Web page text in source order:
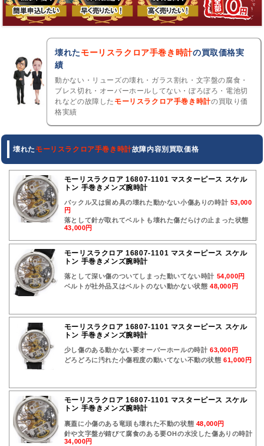
壊れたモーリスラクロア手巻き時計の買取価格実
績
動かない・リューズの壊れ・ガラス割れ・文字盤の腐食・
ブレス切れ・オーバーホールしてない・ぼろぼろ・電池切
れなどの故障した モーリスラクロア手巻き時計の買取り価
格実績
壊れた モーリスラクロア手巻き時計故障内容別買取価格
モーリスラクロア 16807-1101 マスターピース スケル
トン 手巻きメンズ腕時計
バックル又は留め具の壊れた動かない小傷ありの時計 53,000
円
落として針が取れてベルトも壊れた傷だらけの止まった状態
43,000円
モーリスラクロア 16807-1101 マスターピース スケル
トン 手巻きメンズ腕時計
落として深い傷のついてしまった動いてない時計 54,000円
ベルトが社外品又はベルトのない動かない状態48,000円
モーリスラクロア 16807-1101 マスターピース スケル
トン 手巻きメンズ腕時計
少し傷のある動かない要オーバーホールの時計63,000円
どろどろに汚れた小傷程度の動いてない不動の状態61,000円
モーリスラクロア 16807-1101 マスターピース スケル
トン 手巻きメンズ腕時計
裏蓋に小傷のある竜頭も壊れた不動の状態 48,000円
針や文字盤が錆びて腐食のある要OHの水没した傷ありの時計
34,000円